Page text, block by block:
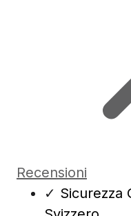
Recensioni
✓ Sicurezza